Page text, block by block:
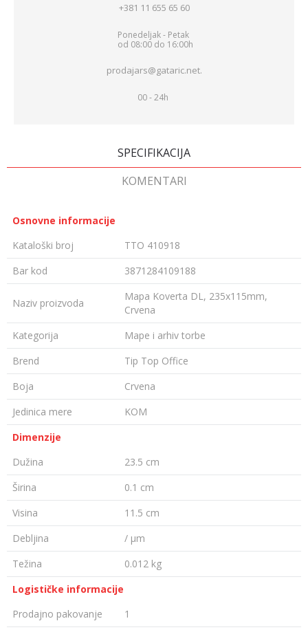
+381 11 655 65 60
Ponedeljak - Petak
od 08:00 do 16:00h
prodajars@gataric.net.
00 - 24h
SPECIFIKACIJA
KOMENTARI
Osnovne informacije
Kataloški broj
TTO 410918
Bar kod
3871284109188
Naziv proizvoda
Mapa Koverta DL, 235x115mm,
Crvena
Kategorija
Mape i arhiv torbe
Brend
Tip Top Office
Boja
Crvena
Jedinica mere
KOM
Dimenzije
Dužina
23.5 cm
Širina
0.1 cm
Visina
11.5 cm
Debljina
/ µm
Težina
0.012 kg
Logističke informacije
Prodajno pakovanje
1